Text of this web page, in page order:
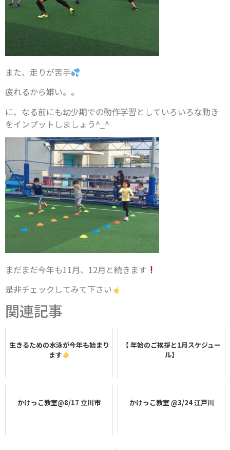
また、走りが苦手
疲れるから嫌い。。
に、なる前にも幼少期での動作学習としていろいろな動き
をインプットしましょう^_^
まだまだ今年も11月、12月と続きます
是非チェックしてみて下さい
関連記事
生きるための水泳が今年も始まり
ます
【 年始のご挨拶と1月スケジュー
ル】
かけっこ教室@8/17 立川市 かけっこ教室 @3/24 江戸川